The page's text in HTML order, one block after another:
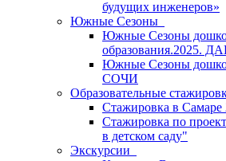
будущих инженеров»
Южные Сезоны
Южные Сезоны
образования.2025.
Южные Сезоны
СОЧИ
Образовательные
Стажировка в Самаре
Стажировка по
в детском саду"
Экскурсии